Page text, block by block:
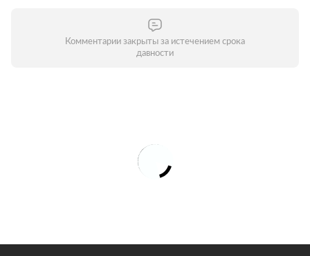
Комментарии закрыты за истечением срока
давности